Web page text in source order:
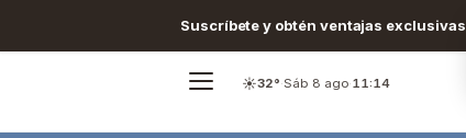
Suscríbete y obtén ventajas exclusivas
☀️32°·Sáb 8 ago·11:14